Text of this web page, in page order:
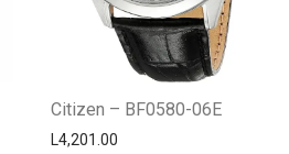
Citizen – BF0580-06E
L4,201.00